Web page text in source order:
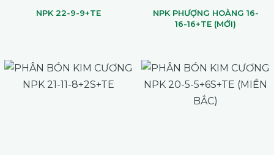
NPK 22-9-9+TE
NPK PHƯỢNG HOÀNG 16-
16-16+TE (MỚI)